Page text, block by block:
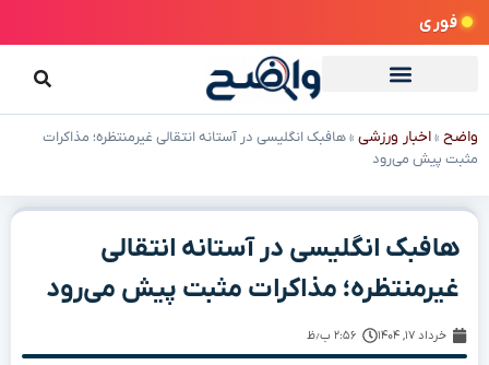
فوری
واضح »اخبار ورزشی »هافبک انگلیسی در آستانه انتقالی غیرمنتظره؛ مذاکرات
مثبت پیش می‌رود
هافبک انگلیسی در آستانه انتقالی
غیرمنتظره؛ مذاکرات مثبت پیش می‌رود
خرداد ۱۷, ۱۴۰۴ ۲:۵۶ ب٫ظ